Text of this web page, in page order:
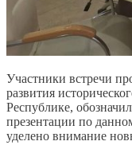
Участники встречи
развития
Республике,
презентации по
уделено внимание